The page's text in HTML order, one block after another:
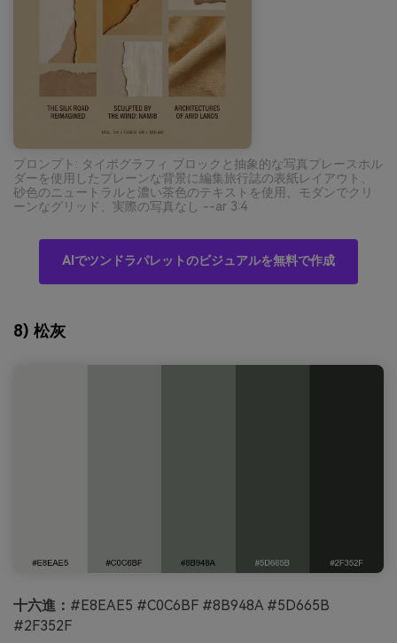
プロンプト: タイポグラフィ ブロックと抽象的な写真プレースホル
ダーを使用したプレーンな背景に編集旅行誌の表紙レイアウト、
砂色のニュートラルと濃い茶色のテキストを使用、モダンでクリ
ーンなグリッド、実際の写真なし --ar 3:4
AIでツンドラパレットのビジュアルを無料で作成
8) 松灰
十六進： #E8EAE5 #C0C6BF #8B948A #5D665B
#2F352F